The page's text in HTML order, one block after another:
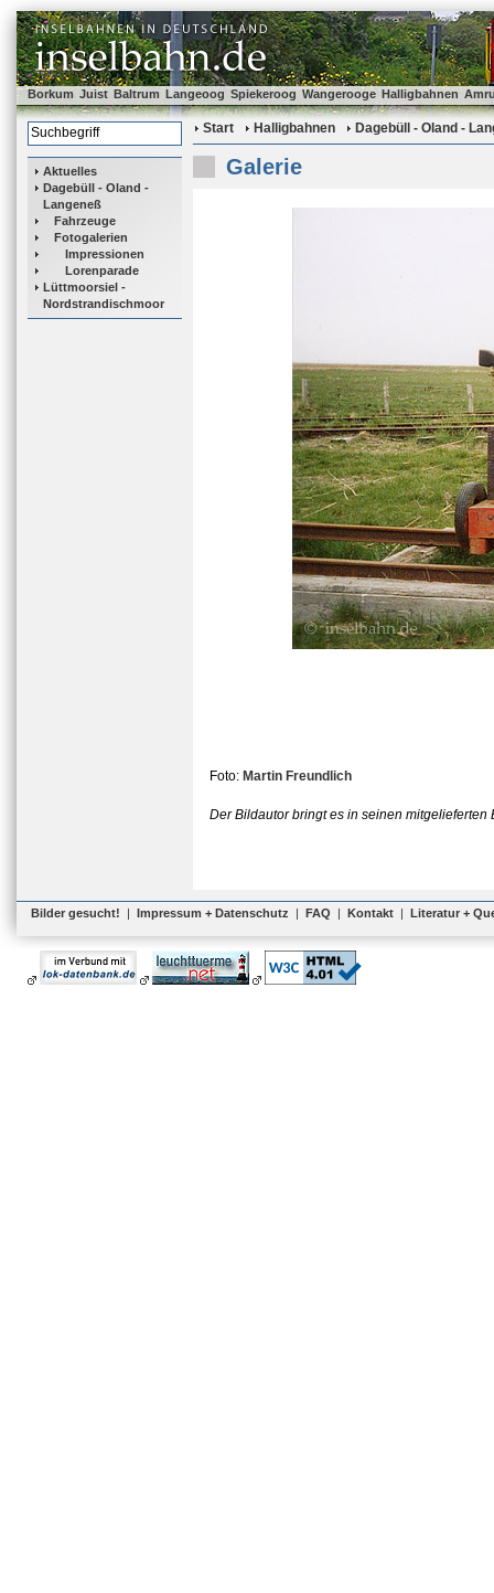
Borkum Juist Baltrum Langeoog Spiekeroog Wangerooge Halligbahnen
Aktuelles
Dagebüll - Oland -
Langeneß
Fahrzeuge
Fotogalerien
Impressionen
Lorenparade
Lüttmoorsiel -
Nordstrandischmoor
Start Halligbahnen Dagebüll - Oland -
Galerie
Foto: Martin Freundlich
Der Bildautor bringt es in seinen
Bilder gesucht! | Impressum + Datenschutz | FAQ | Kontakt | Literatur +